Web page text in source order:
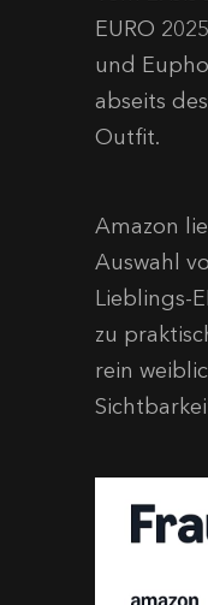
EURO
und
abseits
Outfit.
Amazon
Auswahl
Lieblings-
zu
rein